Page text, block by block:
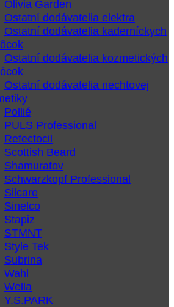
Olivia Garden
Ostatní dodávatelia elektra
Ostatní dodávatelia kaderníckych
Ostatní dodávatelia kozmetických
Ostatní dodávatelia nechtovej
Pollié
PULS Professional
Refectocil
Scottish Beard
Shamuratov
Schwarzkopf Professional
Silcare
Sinelco
Stapiz
STMNT
Style Tek
Subrina
Wahl
Wella
Y.S.PARK